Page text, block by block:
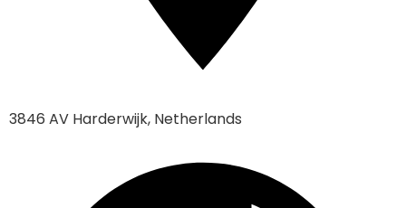
3846 AV Harderwijk, Netherlands